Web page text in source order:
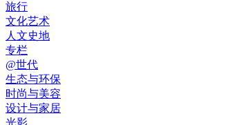
旅行
文化艺术
人文史地
专栏
@世代
生态与环保
时尚与美容
设计与家居
光影